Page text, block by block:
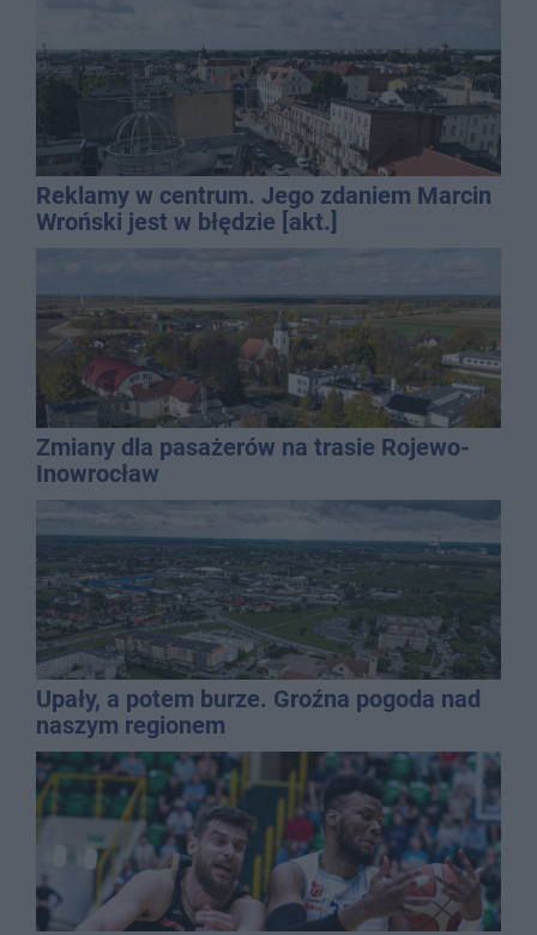
Reklamy w centrum. Jego zdaniem Marcin
Wroński jest w błędzie [akt.]
Zmiany dla pasażerów na trasie Rojewo-
Inowrocław
Upały, a potem burze. Groźna pogoda nad
naszym regionem